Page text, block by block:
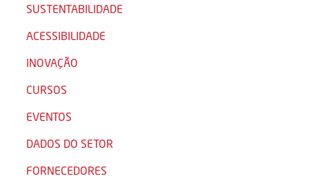
SUSTENTABILIDADE
ACESSIBILIDADE
INOVAÇÃO
CURSOS
EVENTOS
DADOS DO SETOR
FORNECEDORES